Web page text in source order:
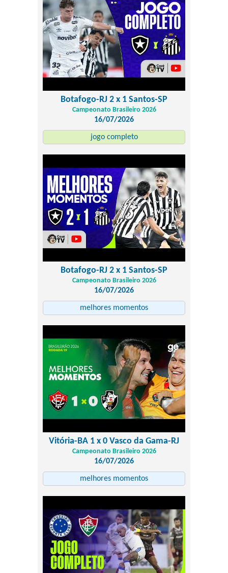
Botafogo-RJ 2 x 1 Santos-SP
Campeonato Brasileiro 2026
16/07/2026
jogo completo
Botafogo-RJ 2 x 1 Santos-SP
Campeonato Brasileiro 2026
16/07/2026
melhores momentos
Vitória-BA 1 x 0 Vasco da Gama-RJ
Campeonato Brasileiro 2026
16/07/2026
melhores momentos